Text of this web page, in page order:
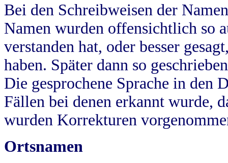
Bei den Schreibweisen der
Namen wurden offensichtlich so
verstanden hat, oder besser
haben. Später dann so
Die gesprochene Sprache in
Fällen bei denen erkannt wurde,
wurden Korrekturen
Ortsnamen